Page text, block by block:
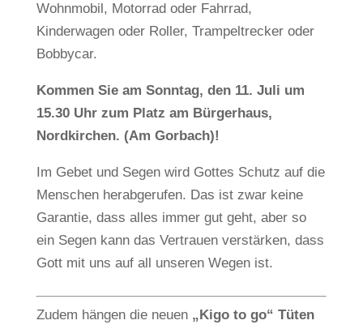
Wohnmobil, Motorrad oder Fahrrad,
Kinderwagen oder Roller, Trampeltrecker oder
Bobbycar.
Kommen Sie am Sonntag, den 11. Juli um
15.30 Uhr zum Platz am Bürgerhaus,
Nordkirchen. (Am Gorbach)!
Im Gebet und Segen wird Gottes Schutz auf die
Menschen herabgerufen. Das ist zwar keine
Garantie, dass alles immer gut geht, aber so
ein Segen kann das Vertrauen verstärken, dass
Gott mit uns auf all unseren Wegen ist.
Zudem hängen die neuen„Kigo to go“ Tüten